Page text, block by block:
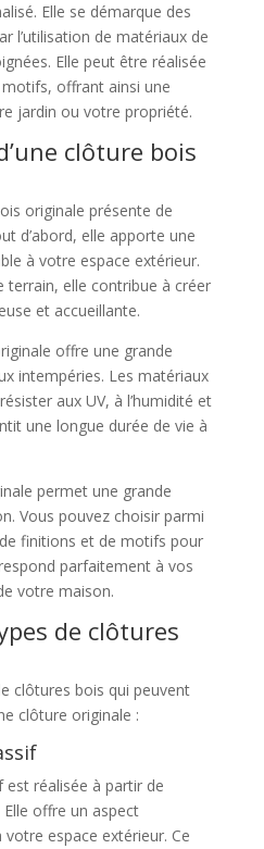
Elle se démarque des
l’utilisation de matériaux de
Elle peut être réalisée
offrant ainsi une
jardin ou votre propriété.
clôture bois
originale présente de
d’abord, elle apporte une
à votre espace extérieur.
terrain, elle contribue à créer
et accueillante.
offre une grande
intempéries. Les matériaux
aux UV, à l’humidité et
une longue durée de vie à
permet une grande
Vous pouvez choisir parmi
finitions et de motifs pour
parfaitement à vos
votre maison.
de clôtures
clôtures bois qui peuvent
clôture originale :
réalisée à partir de
offre un aspect
espace extérieur. Ce